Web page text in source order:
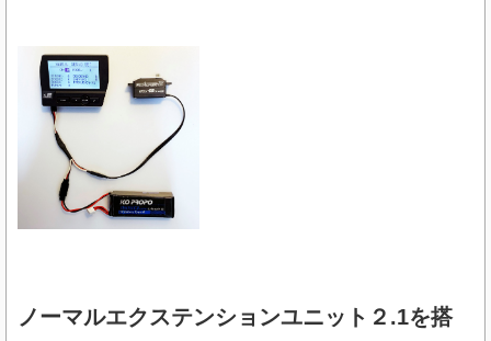
ノーマルエクステンションユニット２.1を搭